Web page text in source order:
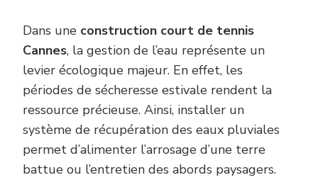
Dans une construction court de tennis
Cannes, la gestion de l’eau représente un
levier écologique majeur. En effet, les
périodes de sécheresse estivale rendent la
ressource précieuse. Ainsi, installer un
système de récupération des eaux pluviales
permet d’alimenter l’arrosage d’une terre
battue ou l’entretien des abords paysagers.